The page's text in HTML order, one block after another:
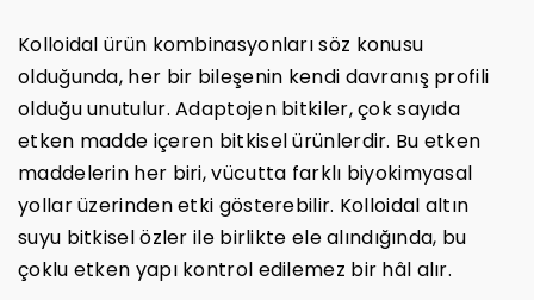
Kolloidal ürün kombinasyonları söz konusu
olduğunda, her bir bileşenin kendi davranış profili
olduğu unutulur. Adaptojen bitkiler, çok sayıda
etken madde içeren bitkisel ürünlerdir. Bu etken
maddelerin her biri, vücutta farklı biyokimyasal
yollar üzerinden etki gösterebilir. Kolloidal altın
suyu bitkisel özler ile birlikte ele alındığında, bu
çoklu etken yapı kontrol edilemez bir hâl alır.